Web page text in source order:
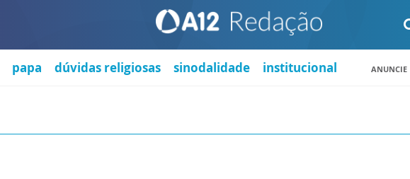
papa dúvidas religiosas sinodalidade institucional ANUNCIE